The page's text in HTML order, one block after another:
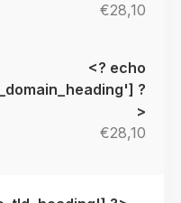
€28,10
€28,10